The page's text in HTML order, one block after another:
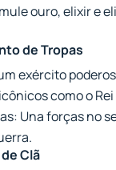
ouro, elixir e
de Tropas
exército
como o
Una forças no
Clã